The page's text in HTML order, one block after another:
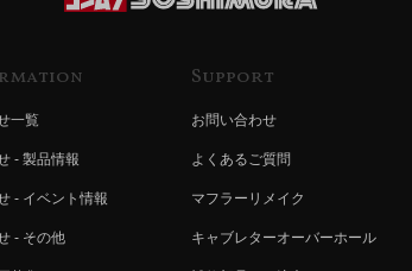
一覧
- 製品情報
- イベント情報
- その他
Support
お問い合わせ
よくあるご質問
マフラーリメイク
キャブレターオーバーホール